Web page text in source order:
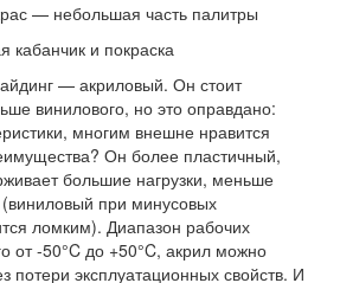
— небольшая часть палитры
кабанчик и покраска
— акриловый. Он стоит
винилового, но это оправдано:
многим внешне нравится
Он более пластичный,
большие нагрузки, меньше
при минусовых
ломким). Диапазон рабочих
от -50°C до +50°C, акрил можно
потери эксплуатационных свойств. И